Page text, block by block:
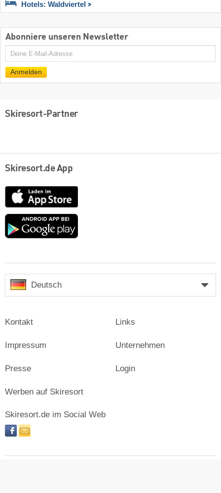
Hotels: Waldviertel
Abonniere unseren Newsletter
E-
Anmelden
Skiresort-Partner
Skiresort.de App
App
Store
Google
Deutsch
Kontakt
Impressum
Presse
Links
Unternehmen
Login
Werben auf Skiresort
Skiresort.de im Social Web
facebooknewsletter